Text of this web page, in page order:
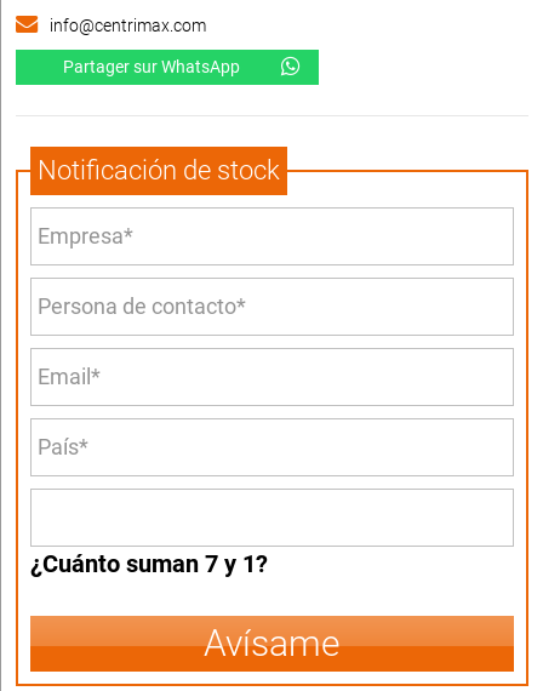
info@centrimax.com
Partager sur WhatsApp
Notificación de stock
¿Cuánto suman 7 y 1?
Avísame